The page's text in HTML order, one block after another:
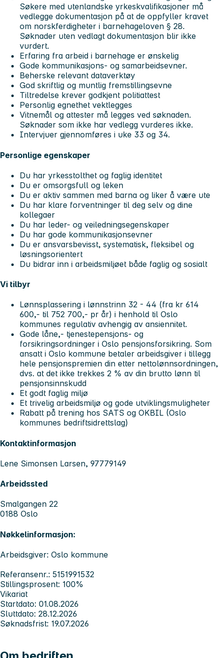
Søkere med utenlandske yrkeskvalifikasjoner må
vedlegge dokumentasjon på at de oppfyller kravet
om norskferdigheter i barnehageloven § 28.
Søknader uten vedlagt dokumentasjon blir ikke
vurdert.
Erfaring fra arbeid i barnehage er ønskelig
Gode kommunikasjons- og samarbeidsevner.
Beherske relevant dataverktøy
God skriftlig og muntlig fremstillingsevne
Tiltredelse krever godkjent politiattest
Personlig egnethet vektlegges
Vitnemål og attester må legges ved søknaden.
Søknader som ikke har vedlegg vurderes ikke.
Intervjuer gjennomføres i uke 33 og 34.
Personlige egenskaper
Du har yrkesstolthet og faglig identitet
Du er omsorgsfull og leken
Du er aktiv sammen med barna og liker å være ute
Du har klare forventninger til deg selv og dine
kollegaer
Du har leder- og veiledningsegenskaper
Du har gode kommunikasjonsevner
Du er ansvarsbevisst, systematisk, fleksibel og
løsningsorientert
Du bidrar inn i arbeidsmiljøet både faglig og sosialt
Vi tilbyr
Lønnsplassering i lønnstrinn 32 - 44 (fra kr 614
600,- til 752 700,- pr år) i henhold til Oslo
kommunes regulativ avhengig av ansiennitet.
Gode låne,- tjenestepensjons- og
forsikringsordninger i Oslo pensjonsforsikring. Som
ansatt i Oslo kommune betaler arbeidsgiver i tillegg
hele pensjonspremien din etter nettolønnsordningen,
dvs. at det ikke trekkes 2 % av din brutto lønn til
pensjonsinnskudd
Et godt faglig miljø
Et trivelig arbeidsmiljø og gode utviklingsmuligheter
Rabatt på trening hos SATS og OKBIL (Oslo
kommunes bedriftsidrettslag)
Kontaktinformasjon
Lene Simonsen Larsen, 97779149
Arbeidssted
Smalgangen 22
0188 Oslo
Nøkkelinformasjon:
Arbeidsgiver: Oslo kommune
Referansenr.: 5151991532
Stillingsprosent: 100%
Vikariat
Startdato: 01.08.2026
Sluttdato: 28.12.2026
Søknadsfrist: 19.07.2026